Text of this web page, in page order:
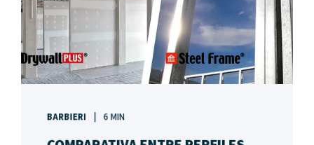
BARBIERI 6 MIN